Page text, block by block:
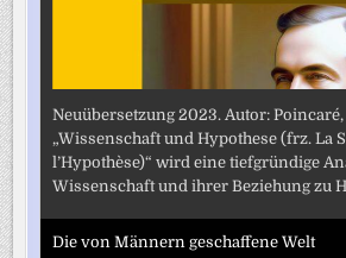
Neuübersetzung 2023. Autor:
„Wissenschaft und Hypothese (frz. La
l’Hypothèse)“ wird eine tiefgründige
Wissenschaft und ihrer Beziehung zu
Die von Männern geschaffene Welt